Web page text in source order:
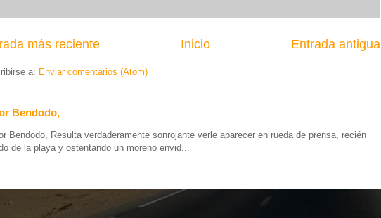
más reciente Entrada antigua
Inicio
a: Enviar comentarios (Atom)
Bendodo,
Bendodo, Resulta verdaderamente sonrojante verle aparecer en rueda de prensa, recién
de la playa y ostentando un moreno envid...